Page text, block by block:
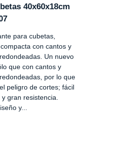
40x60x18cm
para cubetas,
con cantos y
Un nuevo
que con cantos y
por lo que
peligro de cortes; fácil
gran resistencia.
y...